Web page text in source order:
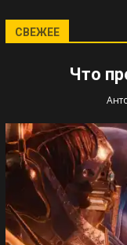
СВЕЖЕЕ
Что